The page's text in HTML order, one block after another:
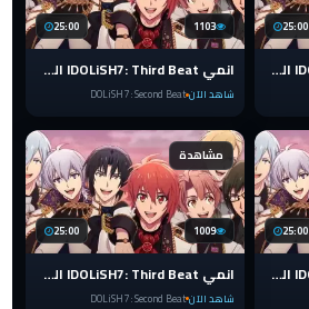
25:00
انمي IDOLiSH7: Third Beat الضربة الثالثة الحلقة 8 مترجمة
25:00 1103
انمي IDOLiSH7: Third Beat الضربة الثالثة الحلقة 7 مترجمة
شاهد الآنDOLiSH7 : Second Beat
25:00
انمي IDOLiSH7: Third Beat الضربة الثالثة الحلقة 6 مترجمة
مشاهدة
25:00 1009
انمي IDOLiSH7: Third Beat الضربة الثالثة الحلقة 5 مترجمة
شاهد الآنDOLiSH7 : Second Beat